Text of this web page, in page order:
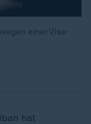
einer Visa-
hat